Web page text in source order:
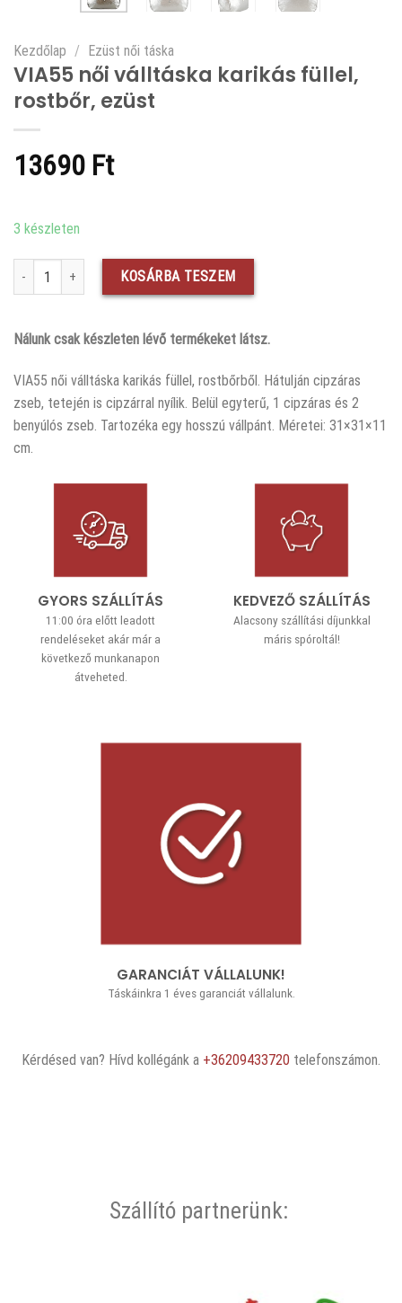
Kezdőlap / Ezüst női táska
VIA55 női válltáska karikás füllel,
rostbőr, ezüst
13690 Ft
3 készleten
VIA55 női válltáska karikás füllel, rostbőr, ezüst mennyiség
KOSÁRBA TESZEM
Nálunk csak készleten lévő termékeket látsz.
VIA55 női válltáska karikás füllel, rostbőrből. Hátulján cipzáras
zseb, tetején is cipzárral nyílik. Belül egyterű, 1 cipzáras és 2
benyúlós zseb. Tartozéka egy hosszú vállpánt. Méretei: 31×31×11
cm.
GYORS SZÁLLÍTÁS
11:00 óra előtt leadott
rendeléseket akár már a
következő munkanapon
átveheted.
KEDVEZŐ SZÁLLÍTÁS
Alacsony szállítási díjunkkal
máris spóroltál!
GARANCIÁT VÁLLALUNK!
Táskáinkra 1 éves garanciát vállalunk.
Kérdésed van? Hívd kollégánk a +36209433720 telefonszámon.
Szállító partnerünk: